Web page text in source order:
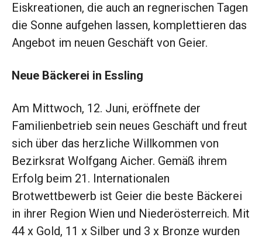
Eiskreationen, die auch an regnerischen Tagen
die Sonne aufgehen lassen, komplettieren das
Angebot im neuen Geschäft von Geier.
Neue Bäckerei in Essling
Am Mittwoch, 12. Juni, eröffnete der
Familienbetrieb sein neues Geschäft und freut
sich über das herzliche Willkommen von
Bezirksrat Wolfgang Aicher. Gemäß ihrem
Erfolg beim 21. Internationalen
Brotwettbewerb ist Geier die beste Bäckerei
in ihrer Region Wien und Niederösterreich. Mit
44 x Gold, 11 x Silber und 3 x Bronze wurden